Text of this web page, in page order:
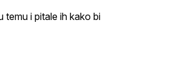
temu i pitale ih kako bi